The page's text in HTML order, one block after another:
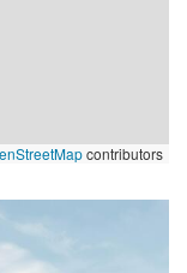
contributors